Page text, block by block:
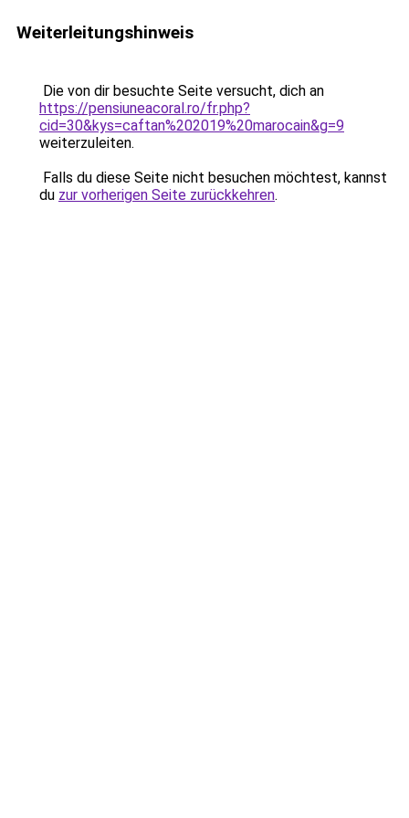
Weiterleitungshinweis
Die von dir besuchte Seite versucht, dich an
https://pensiuneacoral.ro/fr.php?
cid=30&kys=caftan%202019%20marocain&g=9
weiterzuleiten.
Falls du diese Seite nicht besuchen möchtest, kannst
du zur vorherigen Seite zurückkehren.